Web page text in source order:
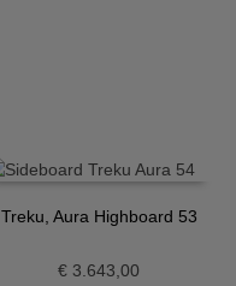
Treku, Aura Highboard 53
€ 3.643,00